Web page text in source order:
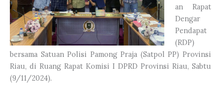
an Rapat
Dengar
Pendapat
(RDP)
bersama Satuan Polisi Pamong Praja (Satpol PP) Provinsi
Riau, di Ruang Rapat Komisi I DPRD Provinsi Riau, Sabtu
(9/11/2024).